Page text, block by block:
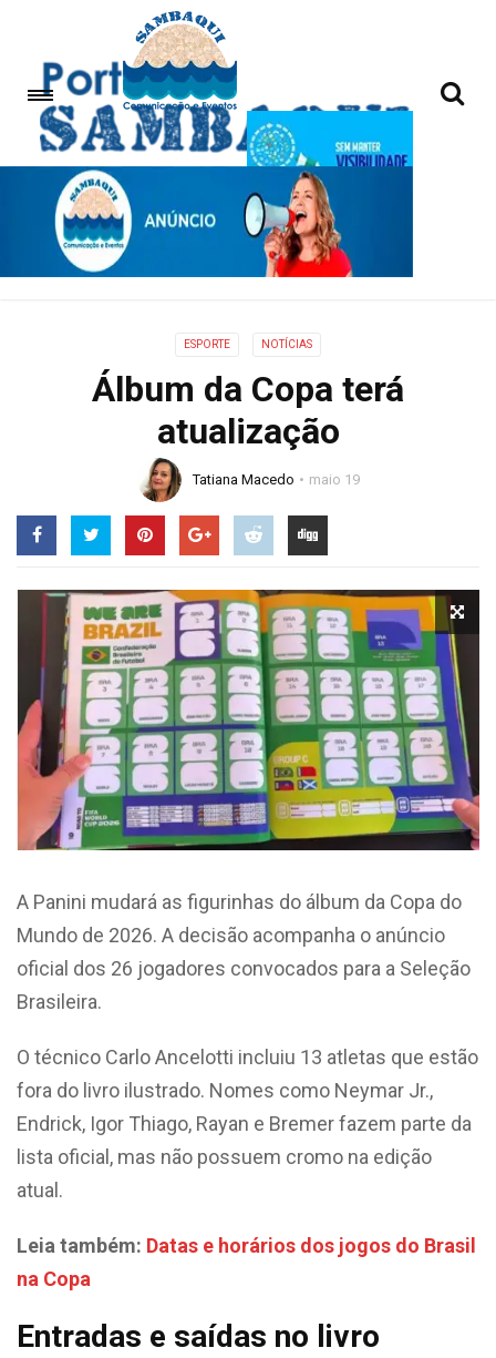
ESPORTE NOTÍCIAS
Álbum da Copa terá
atualização
Tatiana Macedo maio 19
A Panini mudará as figurinhas do álbum da Copa do
Mundo de 2026. A decisão acompanha o anúncio
oficial dos 26 jogadores convocados para a Seleção
Brasileira.
O técnico Carlo Ancelotti incluiu 13 atletas que estão
fora do livro ilustrado. Nomes como Neymar Jr.,
Endrick, Igor Thiago, Rayan e Bremer fazem parte da
lista oficial, mas não possuem cromo na edição
atual.
Leia também: Datas e horários dos jogos do Brasil
na Copa
Entradas e saídas no livro